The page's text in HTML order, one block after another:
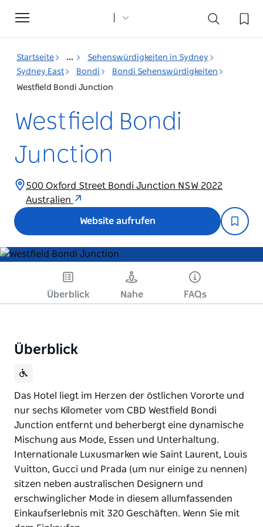
Toggle
navigation
Startseite ...
Sehenswürdigkeiten in Sydney
Sydney East
Bondi
Bondi Sehenswürdigkeiten
Westfield Bondi Junction
Westfield Bondi
Junction
500 Oxford Street Bondi Junction NSW 2022
Australien
Website aufrufen
Product
Product
Beim Laden der
Bitte versuchen Sie es
später noch einmal.
Überblick
Nahe FAQs
Überblick
Das Hotel liegt im Herzen der östlichen Vororte und
nur sechs Kilometer vom CBD Westfield Bondi
Junction entfernt und beherbergt eine dynamische
Mischung aus Mode, Essen und Unterhaltung.
Internationale Luxusmarken wie Saint Laurent, Louis
Vuitton, Gucci und Prada (um nur einige zu nennen)
sitzen neben australischen Designern und
erschwinglicher Mode in diesem allumfassenden
Einkaufserlebnis mit 320 Geschäften. Wenn Sie mit